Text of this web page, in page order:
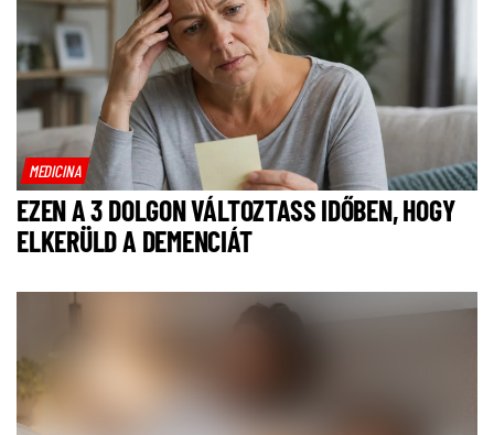
MEDICINA
EZEN A 3 DOLGON VÁLTOZTASS IDŐBEN, HOGY
ELKERÜLD A DEMENCIÁT